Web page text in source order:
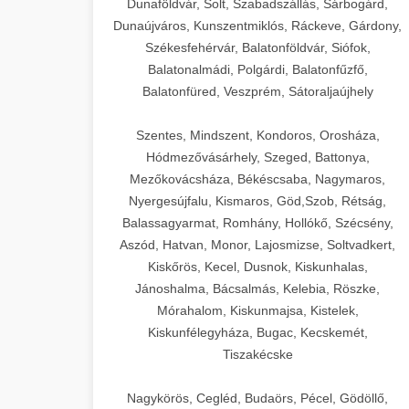
Dunaföldvár, Solt, Szabadszállás, Sárbogárd,
Dunaújváros, Kunszentmiklós, Ráckeve, Gárdony,
Székesfehérvár, Balatonföldvár, Siófok,
Balatonalmádi, Polgárdi, Balatonfűzfő,
Balatonfüred, Veszprém, Sátoraljaújhely
Szentes, Mindszent, Kondoros, Orosháza,
Hódmezővásárhely, Szeged, Battonya,
Mezőkovácsháza, Békéscsaba, Nagymaros,
Nyergesújfalu, Kismaros, Göd,Szob, Rétság,
Balassagyarmat, Romhány, Hollókő, Szécsény,
Aszód, Hatvan, Monor, Lajosmizse, Soltvadkert,
Kiskőrös, Kecel, Dusnok, Kiskunhalas,
Jánoshalma, Bácsalmás, Kelebia, Röszke,
Mórahalom, Kiskunmajsa, Kistelek,
Kiskunfélegyháza, Bugac, Kecskemét,
Tiszakécske
Nagykörös, Cegléd, Budaörs, Pécel, Gödöllő,